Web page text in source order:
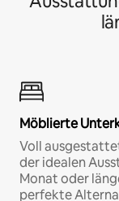
Möblierte
Voll
der idealen
Monat oder
perfekte